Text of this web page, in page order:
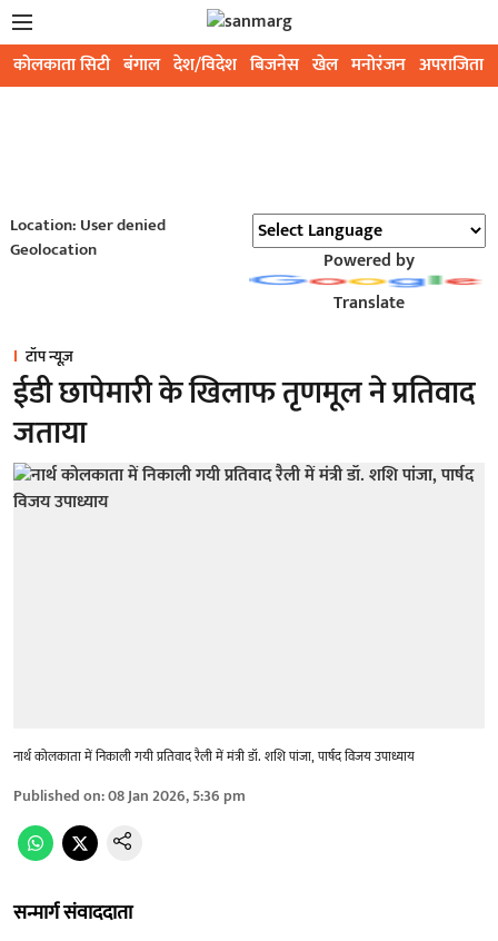
कोलकाता सिटी बंगाल देश/विदेश बिजनेस खेल मनोरंजन अपराजिता
Location: User denied
Geolocation
Powered by
Translate
टॉप न्यूज़
ईडी छापेमारी के खिलाफ तृणमूल ने प्रतिवाद
जताया
नार्थ कोलकाता में निकाली गयी प्रतिवाद रैली में मंत्री डॉ. शशि पांजा, पार्षद विजय उपाध्याय
Published on:08 Jan 2026, 5:36 pm
सन्मार्ग संवाददाता